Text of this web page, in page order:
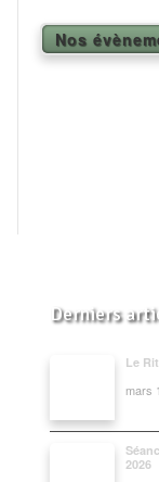
Yoga
L’état optimal
Nos
Derniers
Le
mars
2026